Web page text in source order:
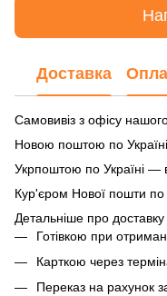
Доставка
Самовивіз з офісу
Новою поштою по
Укрпоштою по Україні —
Кур'єром Нової пошти по
Детальніше про доставку
Готівкою при
Карткою через
Переказ на рахунок